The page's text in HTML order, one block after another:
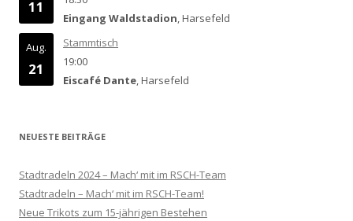
11
Eingang Waldstadion, Harsefeld
Aug.
21
Stammtisch
19:00
Eiscafé Dante, Harsefeld
NEUESTE BEITRÄGE
Stadtradeln 2024 – Mach‘ mit im RSCH-Team
Stadtradeln – Mach‘ mit im RSCH-Team!
Neue Trikots zum 15-jährigen Bestehen